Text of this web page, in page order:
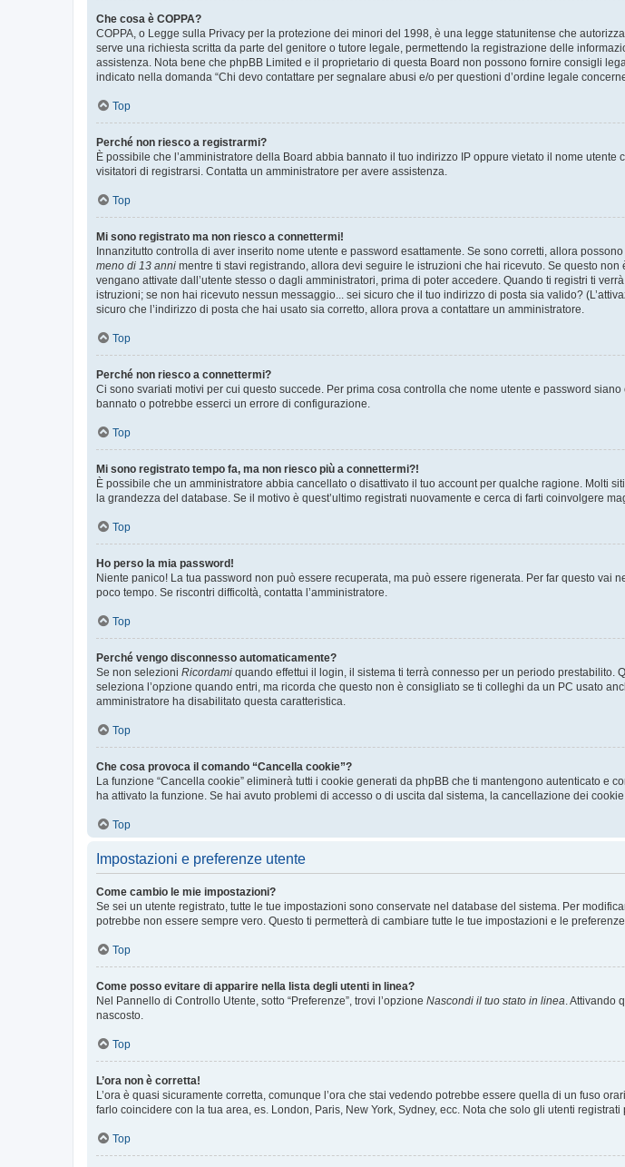
Che cosa è COPPA?
COPPA, o Legge sulla Privacy per la protezione dei minori del 1998, è una legge statunitense che
serve una richiesta scritta da parte del genitore o tutore legale, permettendo la registrazione delle
assistenza. Nota bene che phpBB Limited e il proprietario di questa Board non possono fornire consigli
indicato nella domanda “Chi devo contattare per segnalare abusi e/o per questioni d’ordine legale
Top
Perché non riesco a registrarmi?
È possibile che l’amministratore della Board abbia bannato il tuo indirizzo IP oppure vietato il nome
visitatori di registrarsi. Contatta un amministratore per avere assistenza.
Top
Mi sono registrato ma non riesco a connettermi!
Innanzitutto controlla di aver inserito nome utente e password esattamente. Se sono corretti, allora
meno di 13 anni mentre ti stavi registrando, allora devi seguire le istruzioni che hai ricevuto. Se questo
vengano attivate dall’utente stesso o dagli amministratori, prima di poter accedere. Quando ti registri ti
istruzioni; se non hai ricevuto nessun messaggio... sei sicuro che il tuo indirizzo di posta sia valido?
sicuro che l’indirizzo di posta che hai usato sia corretto, allora prova a contattare un amministratore.
Top
Perché non riesco a connettermi?
Ci sono svariati motivi per cui questo succede. Per prima cosa controlla che nome utente e password
bannato o potrebbe esserci un errore di configurazione.
Top
Mi sono registrato tempo fa, ma non riesco più a connettermi?!
È possibile che un amministratore abbia cancellato o disattivato il tuo account per qualche ragione. Molti
la grandezza del database. Se il motivo è quest’ultimo registrati nuovamente e cerca di farti coinvolgere
Top
Ho perso la mia password!
Niente panico! La tua password non può essere recuperata, ma può essere rigenerata. Per far questo vai
poco tempo. Se riscontri difficoltà, contatta l’amministratore.
Top
Perché vengo disconnesso automaticamente?
Se non selezioni Ricordami quando effettui il login, il sistema ti terrà connesso per un periodo prestabilito.
seleziona l’opzione quando entri, ma ricorda che questo non è consigliato se ti colleghi da un PC usato
amministratore ha disabilitato questa caratteristica.
Top
Che cosa provoca il comando “Cancella cookie”?
La funzione “Cancella cookie” eliminerà tutti i cookie generati da phpBB che ti mantengono autenticato e
ha attivato la funzione. Se hai avuto problemi di accesso o di uscita dal sistema, la cancellazione dei
Top
Impostazioni e preferenze utente
Come cambio le mie impostazioni?
Se sei un utente registrato, tutte le tue impostazioni sono conservate nel database del sistema. Per
potrebbe non essere sempre vero. Questo ti permetterà di cambiare tutte le tue impostazioni e le preferenze.
Top
Come posso evitare di apparire nella lista degli utenti in linea?
Nel Pannello di Controllo Utente, sotto “Preferenze”, trovi l’opzione Nascondi il tuo stato in linea . Attivando
nascosto.
Top
L’ora non è corretta!
L’ora è quasi sicuramente corretta, comunque l’ora che stai vedendo potrebbe essere quella di un fuso
farlo coincidere con la tua area, es. London, Paris, New York, Sydney, ecc. Nota che solo gli utenti
Top